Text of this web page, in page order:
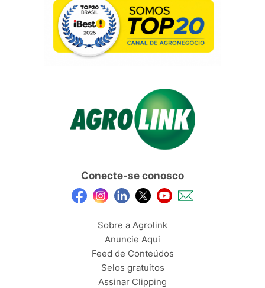
Conecte-se conosco
Sobre a Agrolink
Anuncie Aqui
Feed de Conteúdos
Selos gratuitos
Assinar Clipping